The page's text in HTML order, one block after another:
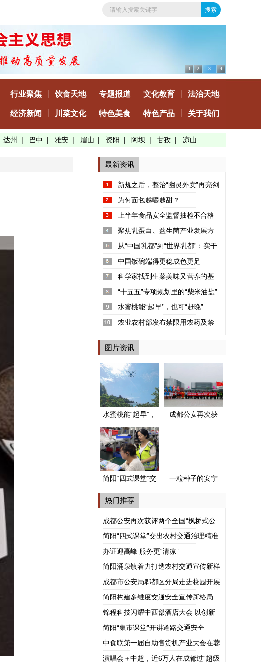
1 2 3 4
行业聚焦 饮食天地 专题报道 文化教育 法治天地
经济新闻 川菜文化 特色美食 特色产品 关于我们
达州 | 巴中 | 雅安 | 眉山 | 资阳 | 阿坝 | 甘孜 | 凉山
最新资讯
新规之后，整治“幽灵外卖”再亮剑
为何面包越嚼越甜？
上半年食品安全监督抽检不合格
率2.22%聚焦乳蛋白、益生菌产业发展方
向 “可感知高品质探寻荟”呼和浩...
从“中国乳都”到“世界乳都”：实干
铸就的产业丰碑
中国饭碗端得更稳成色更足
科学家找到生菜美味又营养的基
因密码“十五五”专项规划里的“柴米油盐”
水蜜桃能“起早”，也可“赶晚”
农业农村部发布禁限用农药及禁
图片资讯
水蜜桃能“起早”，
也可“赶晚”
成都公安再次获
简阳“四式课堂”交
出农村交通治理
精准答卷
一粒种子的安宁
热门推荐
成都公安再次获评两个全国“枫桥式公
安派出所”
简阳“四式课堂”交出农村交通治理精准
答卷
办证迎高峰 服务更“清凉”
简阳涌泉镇着力打造农村交通宣传新样
板
成都市公安局郫都区分局走进校园开展
涉外法治宣讲
简阳构建多维度交通安全宣传新格局
锦程科技闪耀中西部酒店大会 以创新
模式赋能酒旅产业共赢
简阳“集市课堂”开讲道路交通安全
中食联第一届自助售货机产业大会在蓉
举行
演唱会＋中超，近6万人在成都过“超级